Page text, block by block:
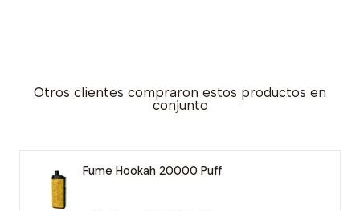
Otros clientes compraron estos productos en
conjunto
Fume Hookah 20000 Puff